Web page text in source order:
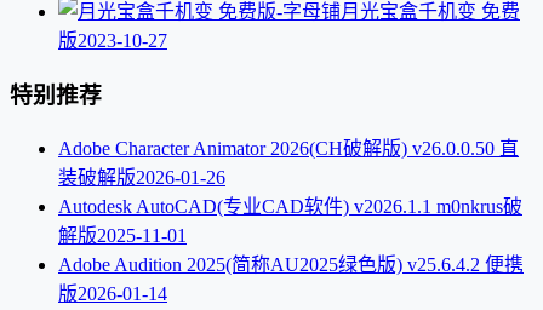
月光宝盒千机变 免费
版2023-10-27
特别推荐
Adobe Character Animator 2026(CH破解版) v26.0.0.50 直
装破解版2026-01-26
Autodesk AutoCAD(专业CAD软件) v2026.1.1 m0nkrus破
解版2025-11-01
Adobe Audition 2025(简称AU2025绿色版) v25.6.4.2 便携
版2026-01-14